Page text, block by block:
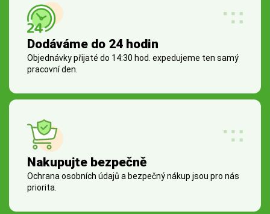
Dodáváme do 24 hodin
Objednávky přijaté do 14:30 hod. expedujeme ten samý
pracovní den.
Nakupujte bezpečně
Ochrana osobních údajů a bezpečný nákup jsou pro nás
priorita.